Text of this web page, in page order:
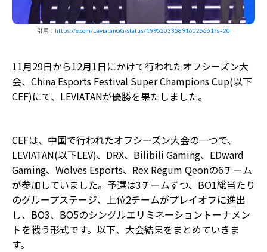
引用： https://x.com/LeviatanGG/status/1995203358916026661?s=20
11月29日から12月1日にかけて行われたオフシーズン大
会、China Esports Festival Super Champions Cup(以下
CEF)にて、LEVIATANが優勝を果たしました。
CEFは、中国で行われたオフシーズン大会の一つで、
LEVIATAN(以下LEV)、DRX、Bilibili Gaming、EDward
Gaming、Wolves Esports、Rex Regum Qeonの6チーム
が参加していました。予選は3チームずつ、BO1総当たり
のグループステージ、上位2チームがプレイオフに進出
し、BO3、BO5のシングルエリミネーショントーナメン
トを戦う形式です。以下、大会結果をまとめていきま
す。